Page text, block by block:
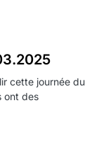
cette journée du
ont des